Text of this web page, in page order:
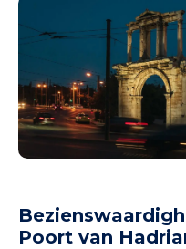
Poort van